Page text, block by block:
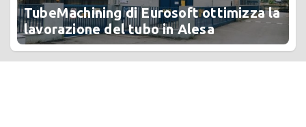
TubeMachining di Eurosoft ottimizza la
lavorazione del tubo in Alesa